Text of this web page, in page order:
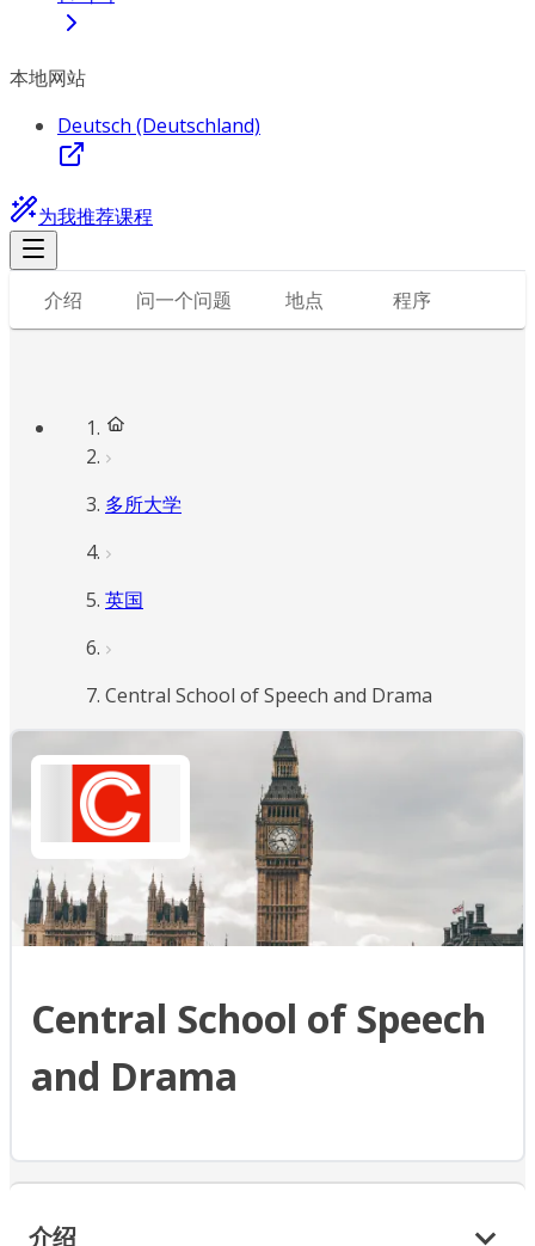
本地网站
Deutsch (Deutschland)
为我推荐课程
介绍 问一个问题 地点 程序
多所大学
英国
Central School of Speech and Drama
Central School of Speech
and Drama
介绍